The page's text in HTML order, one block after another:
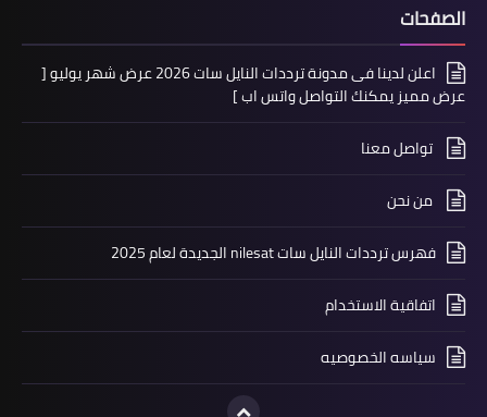
الصفحات
اعلن لدينا فى مدونة ترددات النايل سات 2026 عرض شهر يوليو [
عرض مميز يمكنك التواصل واتس اب ]
تواصل معنا
من نحن
فهرس ترددات النايل سات nilesat الجديدة لعام 2025
اتفاقية الاستخدام
سياسه الخصوصيه